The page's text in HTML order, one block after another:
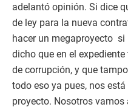
adelantó opinión. Si dice
de ley para la nueva
hacer un megaproyecto si
dicho que en el
de corrupción, y que
todo eso ya pues, nos
proyecto. Nosotros vamos